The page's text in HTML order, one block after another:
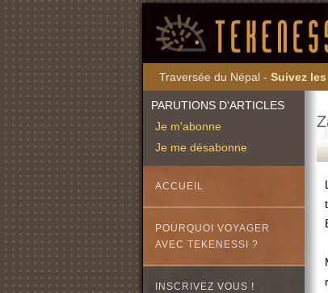
Traversée du Népal - Suivez
PARUTIONS D'ARTICLES
Je m'abonne
Je me désabonne
ACCUEIL
POURQUOI VOYAGER
AVEC TEKENESSI ?
INSCRIVEZ VOUS !